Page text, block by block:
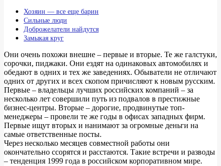
Хозяин — все еще барин
Сильные люди
Доброжелатели найдутся
Замыкая круг
Они очень похожи внешне – первые и вторые. Те же галстуки,
сорочки, пиджаки. Они ездят на одинаковых автомобилях и
обедают в одних и тех же заведениях. Обыватели не отличают
одних от других и всех скопом причисляют к новым русским.
Первые – владельцы лучших российских компаний – за
несколько лет совершили путь из подвалов в престижные
бизнес-центры. Вторые – дорогие, продвинутые топ-
менеджеры – провели те же годы в офисах западных фирм.
Первые ищут вторых и нанимают за огромные деньги на
самые ответственные посты.
Через несколько месяцев совместной работы они
окончательно ссорятся и расстаются. Такие встречи и разводы
– тенденция 1999 года в российском корпоративном мире.